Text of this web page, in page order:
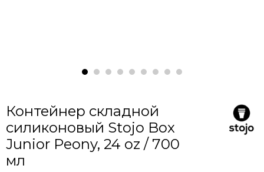
Контейнер складной
силиконовый Stojo Box
Junior Peony, 24 oz / 700
мл